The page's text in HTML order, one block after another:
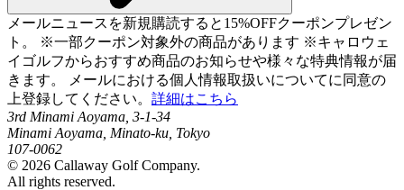
メールニュースを新規購読すると15%OFFクーポンプレゼン
ト。 ※一部クーポン対象外の商品があります ※キャロウェ
イゴルフからおすすめ商品のお知らせや様々な特典情報が届
きます。 メールにおける個人情報取扱いについてに同意の
上登録してください。 詳細はこちら
3rd Minami Aoyama, 3-1-34
Minami Aoyama, Minato-ku, Tokyo
107-0062
© 2026 Callaway Golf Company.
All rights reserved.